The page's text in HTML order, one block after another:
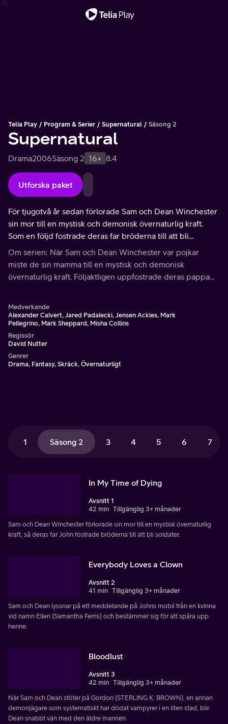
Telia Play Program & Serier Supernatural Säsong 2
Supernatural
Drama2006Säsong 2 16+ 8.4
Utforska paket
För tjugotvå år sedan förlorade Sam och Dean Winchester
sin mor till en mystisk och demonisk övernaturlig kraft.
Som en följd fostrade deras far bröderna till att bli
soldater.
Om serien: När Sam och Dean Winchester var pojkar
miste de sin mamma till en mystisk och demonisk
övernaturlig kraft. Följaktligen uppfostrade deras pappa
Medverkande
Alexander Calvert, Jared Padalecki, Jensen Ackles, Mark
Pellegrino, Mark Sheppard, Misha Collins
Regissör
David Nutter
Genrer
Drama, Fantasy, Skräck, Övernaturligt
1 Säsong 2 3 4 5 6 7
In My Time of Dying
Avsnitt 1
42 min Tillgänglig 3+ månader
Sam och Dean Winchester förlorade sin mor till en mystisk övernaturlig
kraft, så deras far John fostrade bröderna till att bli soldater.
Everybody Loves a Clown
Avsnitt 2
41 min Tillgänglig 3+ månader
Sam och Dean lyssnar på ett meddelande på Johns mobil från en kvinna
vid namn Ellen (Samantha Ferris) och bestämmer sig för att spåra upp
henne.
Bloodlust
Avsnitt 3
42 min Tillgänglig 3+ månader
När Sam och Dean stöter på Gordon (STERLING K. BROWN), en annan
demonjägare som systematiskt har dödat vampyrer i en liten stad, blir
Dean snabbt vän med den äldre mannen.